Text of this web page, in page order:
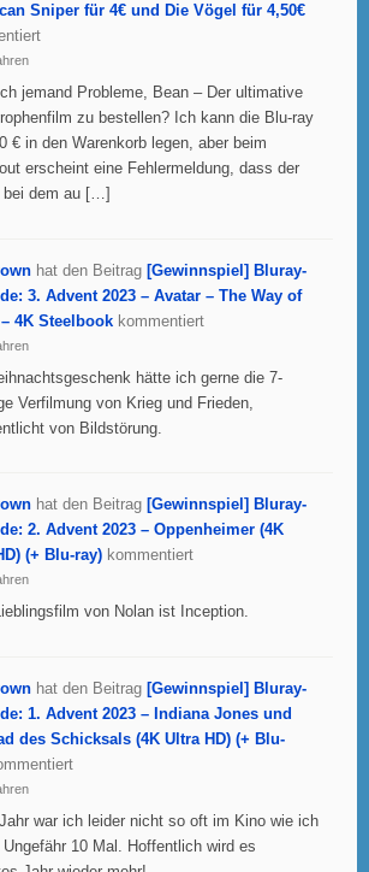
Sniper für 4€ und Die Vögel für 4,50€
jemand Probleme, Bean – Der ultimative
zu bestellen? Ich kann die Blu-ray
€ in den Warenkorb legen, aber beim
erscheint eine Fehlermeldung, dass der
bei dem au […]
hat den Beitrag [Gewinnspiel] Bluray-
3. Advent 2023 – Avatar – The Way of
4K Steelbook kommentiert
hätte ich gerne die 7-
Verfilmung von Krieg und Frieden,
von Bildstörung.
hat den Beitrag [Gewinnspiel] Bluray-
2. Advent 2023 – Oppenheimer (4K
(+ Blu-ray) kommentiert
von Nolan ist Inception.
hat den Beitrag [Gewinnspiel] Bluray-
1. Advent 2023 – Indiana Jones und
des Schicksals (4K Ultra HD) (+ Blu-
war ich leider nicht so oft im Kino wie ich
10 Mal. Hoffentlich wird es